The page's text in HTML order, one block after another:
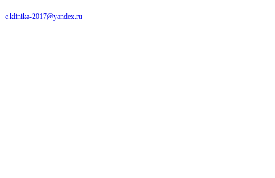
c.klinika-2017@yandex.ru